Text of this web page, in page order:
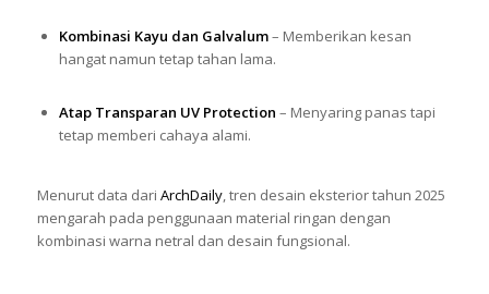
Kombinasi Kayu dan Galvalum– Memberikan kesan
hangat namun tetap tahan lama.
Atap Transparan UV Protection – Menyaring panas tapi
tetap memberi cahaya alami.
Menurut data dari ArchDaily, tren desain eksterior tahun 2025
mengarah pada penggunaan material ringan dengan
kombinasi warna netral dan desain fungsional.